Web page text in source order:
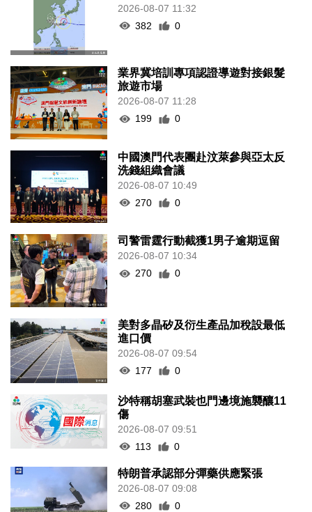
2026-08-07 11:32
382
0
業界冀培訓專項認證導遊對接銀髮
旅遊市場
2026-08-07 11:28
199
0
中國澳門代表團赴汶萊參與亞太反
洗錢組織會議
2026-08-07 10:49
270
0
司警雷霆行動截獲1男子逾期逗留
2026-08-07 10:34
270
0
美對多晶矽及衍生產品加稅設最低
進口價
2026-08-07 09:54
177
0
沙特稱胡塞武裝也門邊境施襲釀11
傷
2026-08-07 09:51
113
0
特朗普承認部分彈藥供應緊張
2026-08-07 09:08
280
0